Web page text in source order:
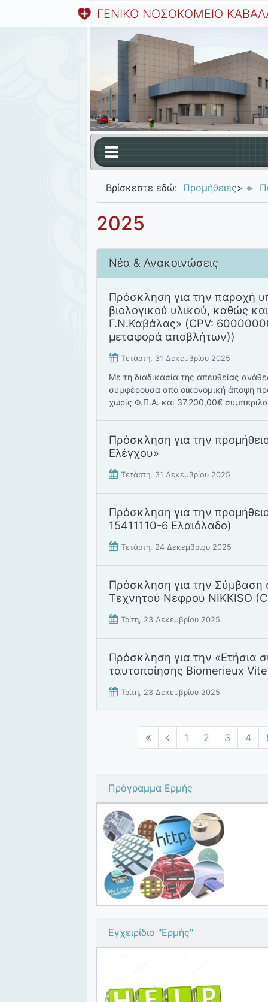
ΓΕΝΙΚΟ ΝΟΣΟΚΟΜΕΙΟ
Βρίσκεστε εδώ: Προμήθειες>
Πρόγραμμα Ερμής
Εγχειρίδιο "Ερμής"
2025
Νέα & Ανακοινώσεις
Πρόσκληση για την παροχή
βιολογικού υλικού, καθώς
Γ.Ν.Καβάλας» (CPV:
μεταφορά αποβλήτων))
Τετάρτη, 31 Δεκεμβρίου 2025
Mε τη διαδικασία της απευθείας
συμφέρουσα από οικονομική άποψη
χωρίς Φ.Π.Α. και 37.200,00€
Πρόσκληση για την
Ελέγχου»
Τετάρτη, 31 Δεκεμβρίου 2025
Πρόσκληση για την
15411110-6 Ελαιόλαδο)
Τετάρτη, 24 Δεκεμβρίου 2025
Πρόσκληση για την
Τεχνητού Νεφρού NIKΚISO
Τρίτη, 23 Δεκεμβρίου 2025
Πρόσκληση για την «Ετήσια
ταυτοποίησης Biomerieux
Τρίτη, 23 Δεκεμβρίου 2025
1 2 3 4